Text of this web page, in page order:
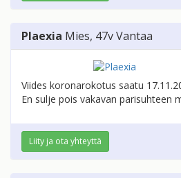
Plaexia Mies, 47vVantaa
Viides koronarokotus saatu
En sulje pois vakavan parisuhteen
Liity ja ota yhteyttä